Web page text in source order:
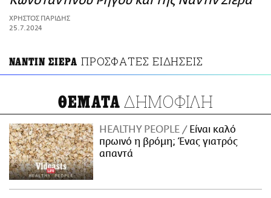
ΑΜΠΑ
PRINT
ΧΡΗΣΤΟΣ ΠΑΡΙΔΗΣ
25.7.2024
ΝΑΝΤΙΝ ΣΙΕΡΑ ΠΡΟΣΦΑΤΕΣ ΕΙΔΗΣΕΙΣ
ΘΕΜΑΤΑ ΔΗΜΟΦΙΛΗ
HEALTHY PEOPLE
Είναι καλό
πρωινό η βρόμη; Ένας γιατρός
απαντά